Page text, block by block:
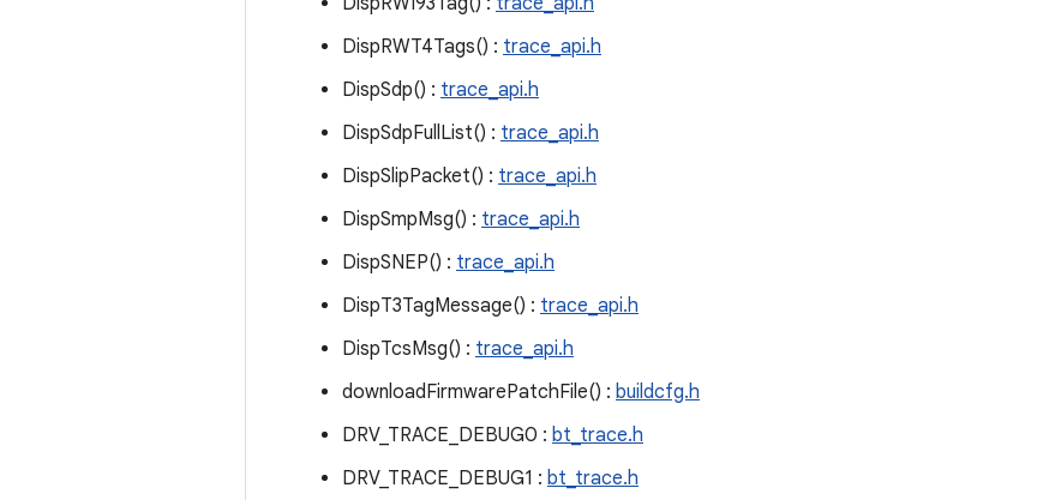
DispRWT4Tags() : trace_api.h
DispSdp() : trace_api.h
DispSdpFullList() : trace_api.h
DispSlipPacket() : trace_api.h
DispSmpMsg() : trace_api.h
DispSNEP() : trace_api.h
DispT3TagMessage() : trace_api.h
DispTcsMsg() : trace_api.h
downloadFirmwarePatchFile() : buildcfg.h
DRV_TRACE_DEBUG0 : bt_trace.h
DRV_TRACE_DEBUG1 : bt_trace.h